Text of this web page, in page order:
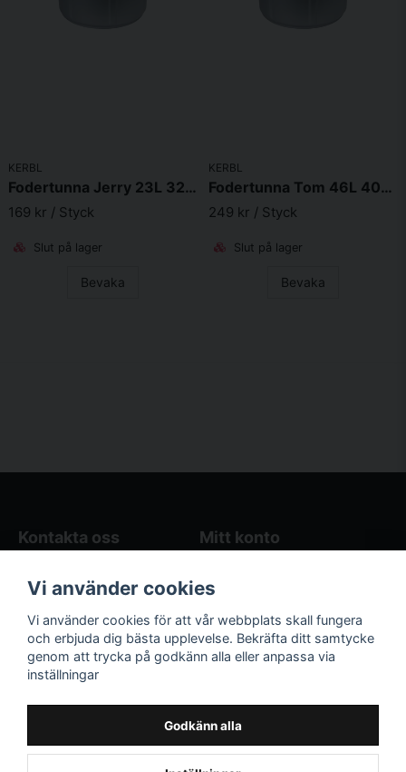
KERBL
Fodertunna Jerry 23L 32x46cm
169 kr / Styck
Slut på lager
Bevaka
KERBL
Fodertunna Tom 46L 40x61cm
249 kr / Styck
Slut på lager
Bevaka
Kontakta oss
Butikens öppettider
Kontakta oss
Mitt konto
Registrera dig
Följ oss på sociala
medier!
Våra räkneverktyg
Hönsgårdsräknare
Vi använder cookies
Vi använder cookies för att vår webbplats skall fungera
och erbjuda dig bästa upplevelse. Bekräfta ditt samtycke
genom att trycka på godkänn alla eller anpassa via
inställningar
Godkänn alla